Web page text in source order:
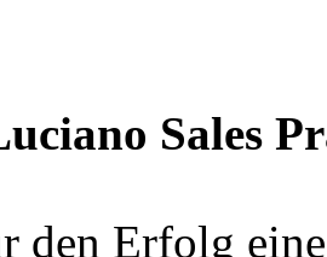
Sales
den Erfolg